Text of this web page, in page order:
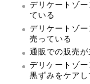
デリケートゾ
ている
デリケートゾ
売っている
通販での販売が
デリケートゾ
黒ずみをケア